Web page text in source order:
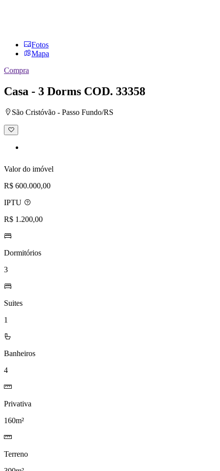
Fotos
Mapa
Compra
Casa - 3 Dorms COD. 33358
São Cristóvão - Passo Fundo/RS
Adicionar
à
Valor do imóvel
R$ 600.000,00
IPTU
R$ 1.200,00
Dormitórios
3
Suites
1
Banheiros
4
Privativa
160m²
Terreno